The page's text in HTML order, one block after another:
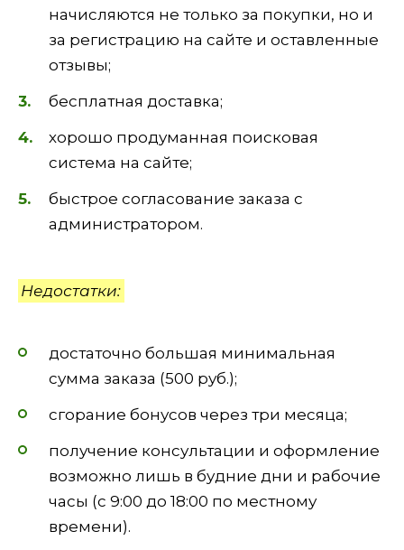
начисляются не только за покупки, но и
за регистрацию на сайте и оставленные
отзывы;
бесплатная доставка;
хорошо продуманная поисковая
система на сайте;
быстрое согласование заказа с
администратором.
Недостатки:
достаточно большая минимальная
сумма заказа (500 руб.);
сгорание бонусов через три месяца;
получение консультации и оформление
возможно лишь в будние дни и рабочие
часы (с 9:00 до 18:00 по местному
времени).